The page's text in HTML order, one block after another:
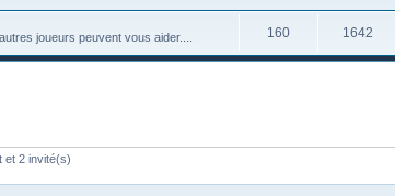
joueurs peuvent vous aider.... 160 1642
et 2 invité(s)